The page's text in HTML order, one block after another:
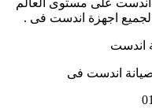
على مستوى العالم
لجميع اجهزة اندست فى .
اندست
صيانة اندست فى